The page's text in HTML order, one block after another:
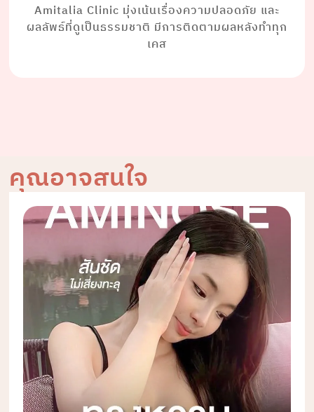
Amitalia Clinic มุ่งเน้นเรื่องความปลอดภัย และ
ผลลัพธ์ที่ดูเป็นธรรมชาติ มีการติดตามผลหลังทำทุก
เคส
คุณอาจสนใจ